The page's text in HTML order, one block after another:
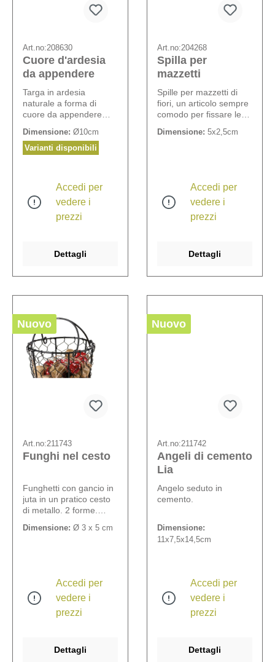
Art.no:208630
Cuore d'ardesia
da appendere
Targa in ardesia
naturale a forma di
cuore da appendere
cuori possono essere
scritti con gessetti da
lavagna o con penne a
Dimensione: Ø10cm
Varianti disponibili
Accedi per
vedere i
prezzi
Dettagli
Art.no:204268
Spilla per
mazzetti
Spille per mazzetti di
fiori, un articolo sempre
comodo per fissare le
Misure: 5 x 2,5 cm.
Dimensione: 5x2,5cm
Accedi per
vedere i
prezzi
Dettagli
Nuovo
Art.no:211743
Funghi nel cesto
Funghetti con gancio in
juta in un pratico cesto
di metallo. 2 forme.
12,5 cm.
Dimensione: Ø 3 x 5 cm
Accedi per
vedere i
prezzi
Dettagli
Nuovo
Art.no:211742
Angeli di cemento
Lia
Angelo seduto in
cemento.
Dimensione:
11x7,5x14,5cm
Accedi per
vedere i
prezzi
Dettagli